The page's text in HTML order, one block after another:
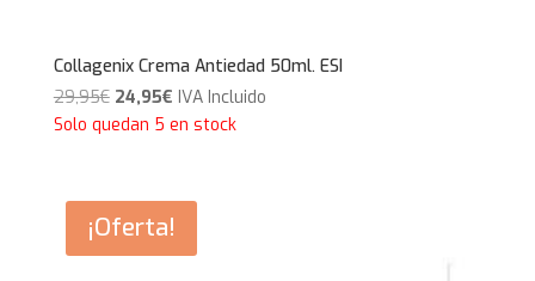
Collagenix Crema Antiedad 50ml. ESI
29,95€ El
precio
29,95€.
24,95€El
precio
24,95€.
IVA Incluido
Solo quedan 5 en stock
¡Oferta!